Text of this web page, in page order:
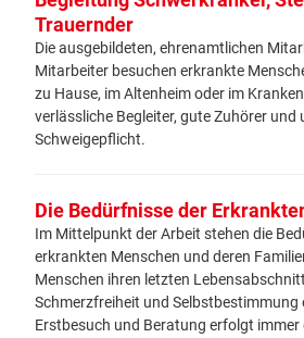
Trauernder
Die ausgebildeten, ehrenamtlichen
Mitarbeiter besuchen erkrankte
zu Hause, im Altenheim oder im
verlässliche Begleiter, gute Zuhörer und
Schweigepflicht.
Die Bedürfnisse der
Im Mittelpunkt der Arbeit stehen die
erkrankten Menschen und deren
Menschen ihren letzten
Schmerzfreiheit und Selbstbestimmung
Erstbesuch und Beratung erfolgt immer